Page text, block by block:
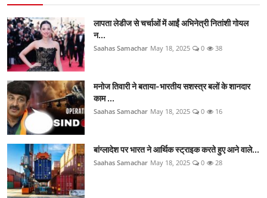
लापता लेडीज से चर्चाओं में आईं अभिनेत्री नितांशी गोयल
न...
Saahas Samachar May 18, 2025 0 38
मनोज तिवारी ने बताया-भारतीय सशस्त्र बलों के शानदार
काम ...
Saahas Samachar May 18, 2025 0 16
बांग्लादेश पर भारत ने आर्थिक स्ट्राइक करते हुए आने वाले...
Saahas Samachar May 18, 2025 0 28